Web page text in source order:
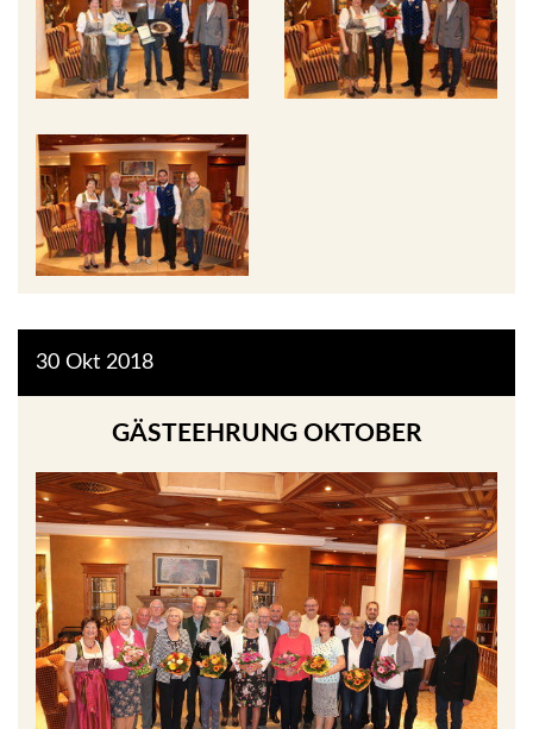
2018
30 Okt
GÄSTEEHRUNG OKTOBER